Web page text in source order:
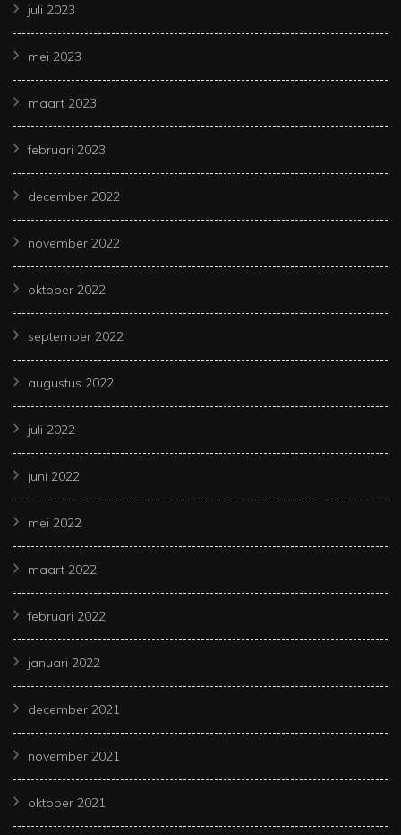
juli 2023
mei 2023
maart 2023
februari 2023
december 2022
november 2022
oktober 2022
september 2022
augustus 2022
juli 2022
juni 2022
mei 2022
maart 2022
februari 2022
januari 2022
december 2021
november 2021
oktober 2021